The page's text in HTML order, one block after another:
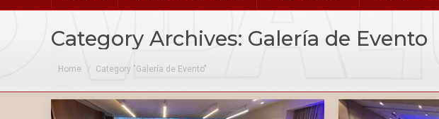
Category Archives: Galería de Evento
Home Category "Galería de Evento"